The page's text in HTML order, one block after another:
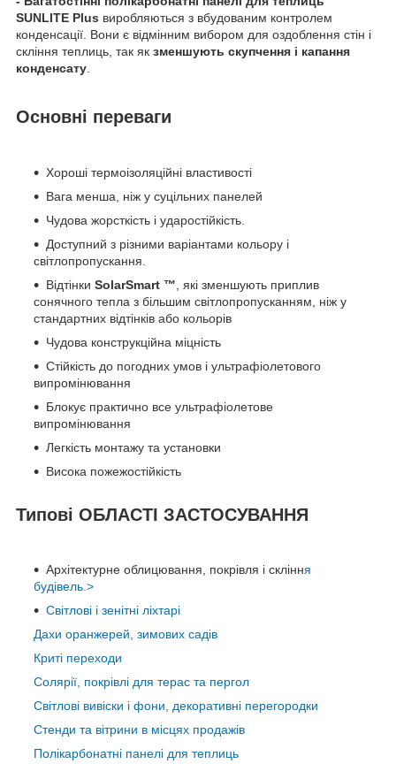
SUNLITE Plus виробляються з вбудованим контролем
конденсації. Вони є відмінним вибором для оздоблення стін і
скління теплиць, так як зменшують скупчення і капання
конденсату
Основні переваги
Хороші термоізоляційні властивості
Вага менша, ніж у суцільних панелей
Чудова жорсткість і ударостійкість.
Доступний з різними варіантами кольору і
світлопропускання.
Відтінки SolarSmart ™ , які зменшують приплив
сонячного тепла з більшим світлопропусканням, ніж у
стандартних відтінків або кольорів
Чудова конструкційна міцність
Стійкість до погодних умов і ультрафіолетового
випромінювання
Блокує практично все ультрафіолетове
випромінювання
Легкість монтажу та установки
Висока пожежостійкість
Типові ОБЛАСТІ ЗАСТОСУВАННЯ
Архітектурне облицювання, покрівля і скління
будівель.>
Світлові і зенітні ліхтарі
Дахи оранжерей, зимових садів
Криті переходи
Солярії, покрівлі для терас та пергол
Світлові вивіски і фони, декоративні перегородки
Стенди та вітрини в місцях продажів
Полікарбонатні панелі для теплиць